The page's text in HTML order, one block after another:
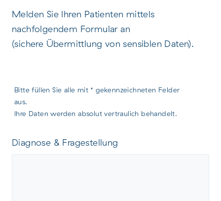
Melden Sie Ihren Patienten mittels
nachfolgendem Formular an
(sichere Übermittlung von sensiblen Daten).
Bitte füllen Sie alle mit * gekennzeichneten Felder
aus.
Ihre Daten werden absolut vertraulich behandelt.
Diagnose & Fragestellung